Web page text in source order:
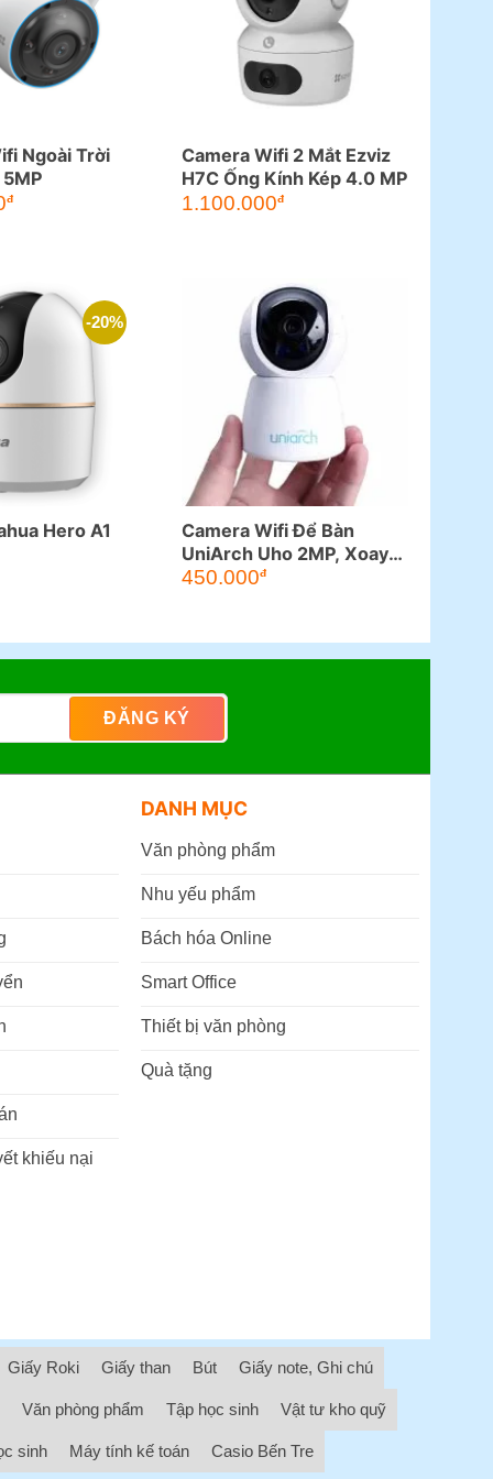
Ngoài Trời
đ
Camera Wifi 2 Mắt Ezviz
H7C Ống Kính Kép 4.0 MP
Giá
gốc
1.100.000đGiá
-20%
Hero A1
Camera Wifi Để Bàn
UniArch Uho 2MP, Xoay
360°
450.000đ
khiếu nại
DANH MỤC
Văn phòng phẩm
Nhu yếu phẩm
Bách hóa Online
Smart Office
Thiết bị văn phòng
Quà tặng
Giấy Roki Giấy than Bút Giấy note, Ghi chú
Văn phòng phẩm Tập học sinh Vật tư kho quỹ
sinh Máy tính kế toán Casio Bến Tre